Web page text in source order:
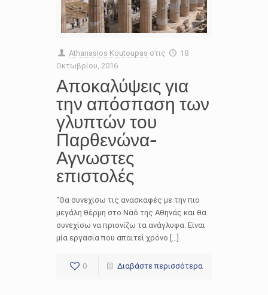
Athanasios Koutoupas στις
18
Οκτωβρίου, 2016
Αποκαλύψεις για
την απόσπαση των
γλυπτών του
Παρθενώνα-
Αγνωστες
επιστολές
“Θα συνεχίσω τις ανασκαφές με την πιο
μεγάλη θέρμη στο Ναό της Αθηνάς και θα
συνεχίσω να πριονίζω τα ανάγλυφα. Είναι
μία εργασία που απαιτεί χρόνο […]
0 Διαβάστε περισσότερα